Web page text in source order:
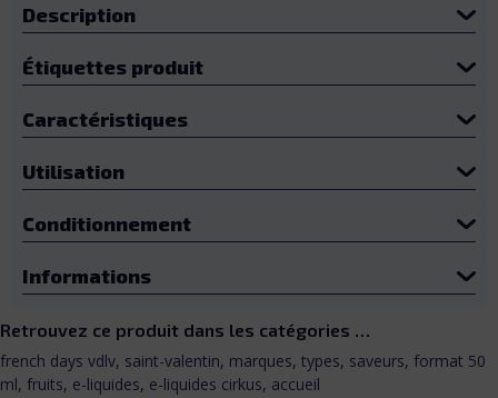
Description
Étiquettes produit
Caractéristiques
Utilisation
Conditionnement
Informations
Retrouvez ce produit dans les catégories …
french days vdlv, saint-valentin, marques, types, saveurs, format 50
ml, fruits, e-liquides, e-liquides cirkus, accueil